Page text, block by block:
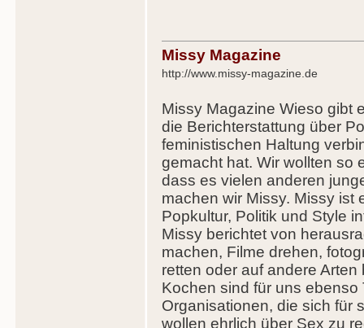
Missy Magazine
http://www.missy-magazine.de
Missy Magazine Wieso gibt
die Berichterstattung über
feministischen Haltung
gemacht hat. Wir wollten so
dass es vielen anderen
machen wir Missy. Missy ist
Popkultur, Politik und Style
Missy berichtet von
machen, Filme drehen,
retten oder auf andere
Kochen sind für uns
Organisationen, die sich für
wollen ehrlich über Sex zu